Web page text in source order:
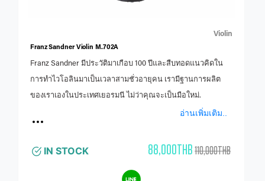
Violin
Franz Sandner Violin M.702A
Franz Sandner มีประวัติมาเกือบ 100 ปีและสืบทอดแนวคิดใน
การทำไวโอลินมาเป็นเวลาสามชั่วอายุคน เรามีฐานการผลิต
ของเราเองในประเทศเยอรมนี ไม่ว่าคุณจะเป็นมือใหม่.
อ่านเพิ่มเติม..
IN STOCK 88,000THB110,000THB